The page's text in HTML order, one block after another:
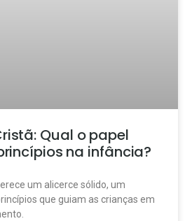
Qual o papel
na infância?
um alicerce sólido, um
que guiam as crianças em